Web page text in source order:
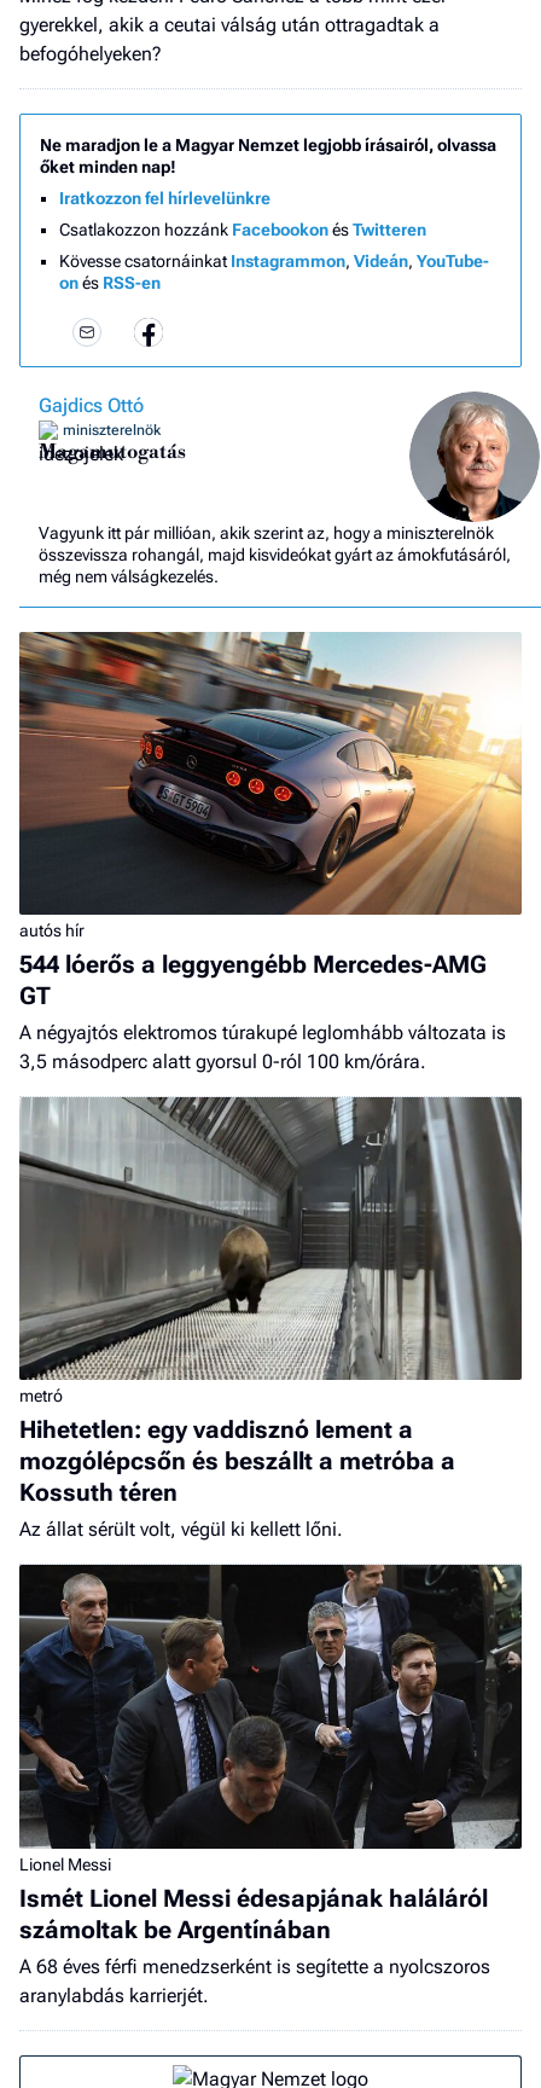
gyerekkel, akik a ceutai válság után ottragadtak a
befogóhelyeken?
Ne maradjon le a Magyar Nemzet legjobb írásairól, olvassa
őket minden nap!
Iratkozzon fel hírlevelünkre
Csatlakozzon hozzánk FacebookonésTwitteren
Kövesse csatornáinkat Instagrammon, Videán, YouTube-
onés RSS-en
Gajdics Ottó
miniszterelnök
Magamutogatás
Vagyunk itt pár millióan, akik szerint az, hogy a miniszterelnök
összevissza rohangál, majd kisvideókat gyárt az ámokfutásáról,
még nem válságkezelés.
autós hír
544 lóerős a leggyengébb Mercedes-AMG
GT
A négyajtós elektromos túrakupé leglomhább változata is
3,5 másodperc alatt gyorsul 0-ról 100 km/órára.
metró
Hihetetlen: egy vaddisznó lement a
mozgólépcsőn és beszállt a metróba a
Kossuth téren
Az állat sérült volt, végül ki kellett lőni.
Lionel Messi
Ismét Lionel Messi édesapjának haláláról
számoltak be Argentínában
A 68 éves férfi menedzserként is segítette a nyolcszoros
aranylabdás karrierjét.